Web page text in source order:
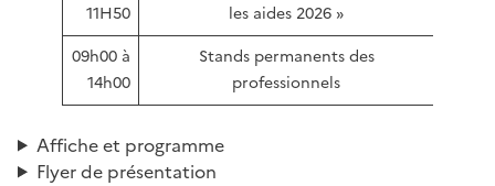
11H50
les aides 2026 »
09h00 à
14h00
Stands permanents des
professionnels
Affiche et programme
Flyer de présentation